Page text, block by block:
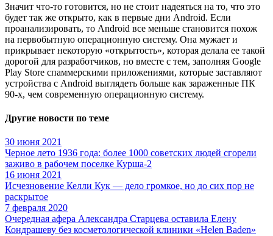
Значит что-то готовится, но не стоит надеяться на то, что это
будет так же открыто, как в первые дни Android. Если
проанализировать, то Android все меньше становится похож
на первобытную операционную систему. Она мужает и
прикрывает некоторую «открытость», которая делала ее такой
дорогой для разработчиков, но вместе с тем, заполняя Google
Play Store спаммерскими приложениями, которые заставляют
устройства с Android выглядеть больше как зараженные ПК
90-х, чем современную операционную систему.
Другие новости по теме
30 июня 2021
Черное лето 1936 года: более 1000 советских людей сгорели
заживо в рабочем поселке Курша-2
16 июня 2021
Исчезновение Келли Кук — дело громкое, но до сих пор не
раскрытое
7 февраля 2020
Очередная афера Александра Старцева оставила Елену
Кондрашеву без косметологической клиники «Helen Baden»